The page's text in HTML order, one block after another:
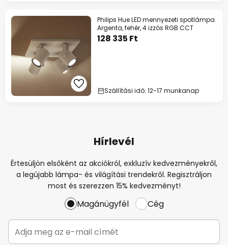
Philips Hue LED mennyezeti spotlámpa
Argenta, fehér, 4 izzós RGB CCT
128 335 Ft
Szállítási idő: 12-17 munkanap
Hírlevél
Értesüljön elsőként az akciókról, exkluzív kedvezményekről,
a legújabb lámpa- és világítási trendekről. Regisztráljon
most és szerezzen 15% kedvezményt!
Magánügyfél Cég